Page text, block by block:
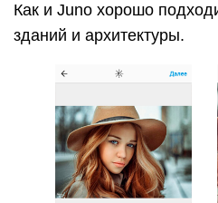
Как и Juno хорошо
зданий и архитектуры.